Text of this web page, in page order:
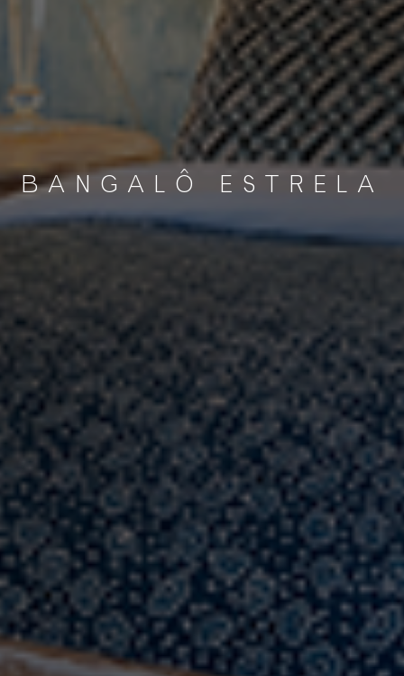
BANGALÔ ESTRELA